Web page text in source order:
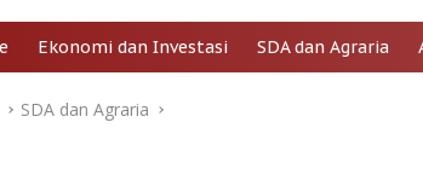
Ekonomi dan Investasi SDA dan Agraria
SDA dan Agraria